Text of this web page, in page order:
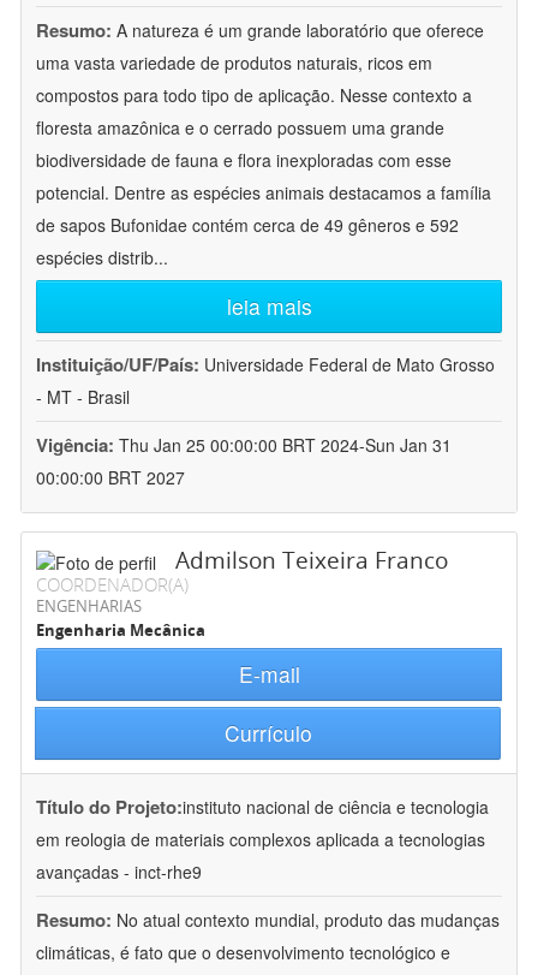
Resumo: A natureza é um grande laboratório que oferece
uma vasta variedade de produtos naturais, ricos em
compostos para todo tipo de aplicação. Nesse contexto a
floresta amazônica e o cerrado possuem uma grande
biodiversidade de fauna e flora inexploradas com esse
potencial. Dentre as espécies animais destacamos a família
de sapos Bufonidae contém cerca de 49 gêneros e 592
espécies distrib...
leia mais
Instituição/UF/País: Universidade Federal de Mato Grosso
- MT - Brasil
Vigência: Thu Jan 25 00:00:00 BRT 2024-Sun Jan 31
00:00:00 BRT 2027
Admilson Teixeira Franco
COORDENADOR(A)
ENGENHARIAS
Engenharia Mecânica
E-mail
Currículo
Título do Projeto:instituto nacional de ciência e tecnologia
em reologia de materiais complexos aplicada a tecnologias
avançadas - inct-rhe9
Resumo: No atual contexto mundial, produto das mudanças
climáticas, é fato que o desenvolvimento tecnológico e